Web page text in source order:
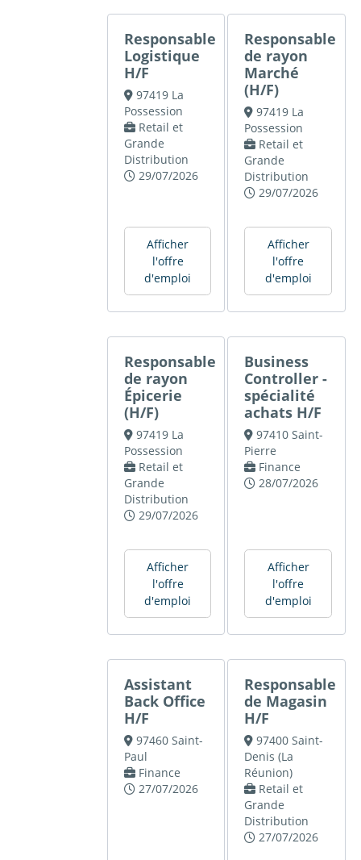
Responsable
Logistique
H/F
97419 La
Possession
Retail et
Grande
Distribution
29/07/2026
Afficher
l'offre
d'emploi
Responsable
de rayon
Marché
(H/F)
97419 La
Possession
Retail et
Grande
Distribution
29/07/2026
Afficher
l'offre
d'emploi
Responsable
de rayon
Épicerie
(H/F)
97419 La
Possession
Retail et
Grande
Distribution
29/07/2026
Afficher
l'offre
d'emploi
Business
Controller -
spécialité
achats H/F
97410 Saint-
Pierre
Finance
28/07/2026
Afficher
l'offre
d'emploi
Assistant
Back Office
H/F
97460 Saint-
Paul
Finance
27/07/2026
Responsable
de Magasin
H/F
97400 Saint-
Denis (La
Réunion)
Retail et
Grande
Distribution
27/07/2026